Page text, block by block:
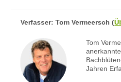
Verfasser:Tom Vermeersch (
Tom
Jahren